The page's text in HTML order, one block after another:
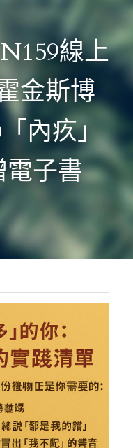
線上
金斯博
內疚」
子書